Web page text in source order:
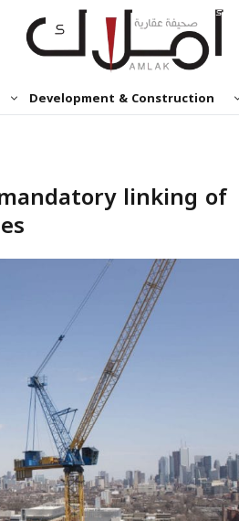
Development & Construction
linking of